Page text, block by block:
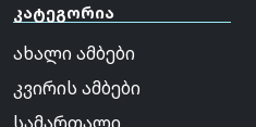
კატეგორია
ახალი ამბები
კვირის ამბები